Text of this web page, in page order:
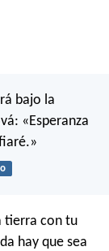
bajo la
«Esperanza
tierra con tu
hay que sea